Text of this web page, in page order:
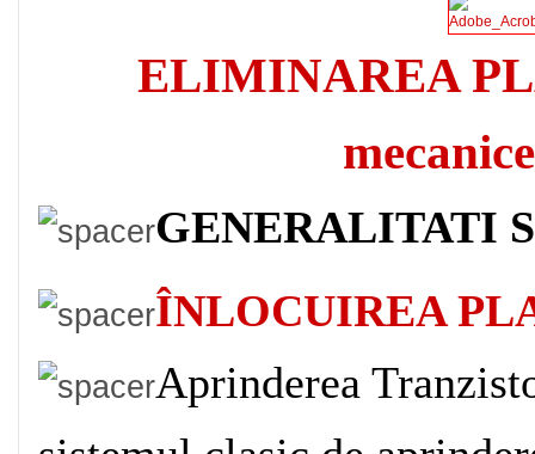
ELIMINAREA
GENERALITATI
ÎNLOCUIREA
Aprinderea